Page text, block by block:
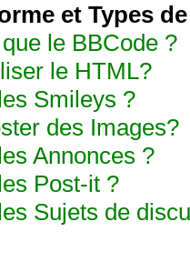
et Types
le BBCode ?
le HTML?
Smileys ?
des Images?
Annonces ?
Post-it ?
Sujets de